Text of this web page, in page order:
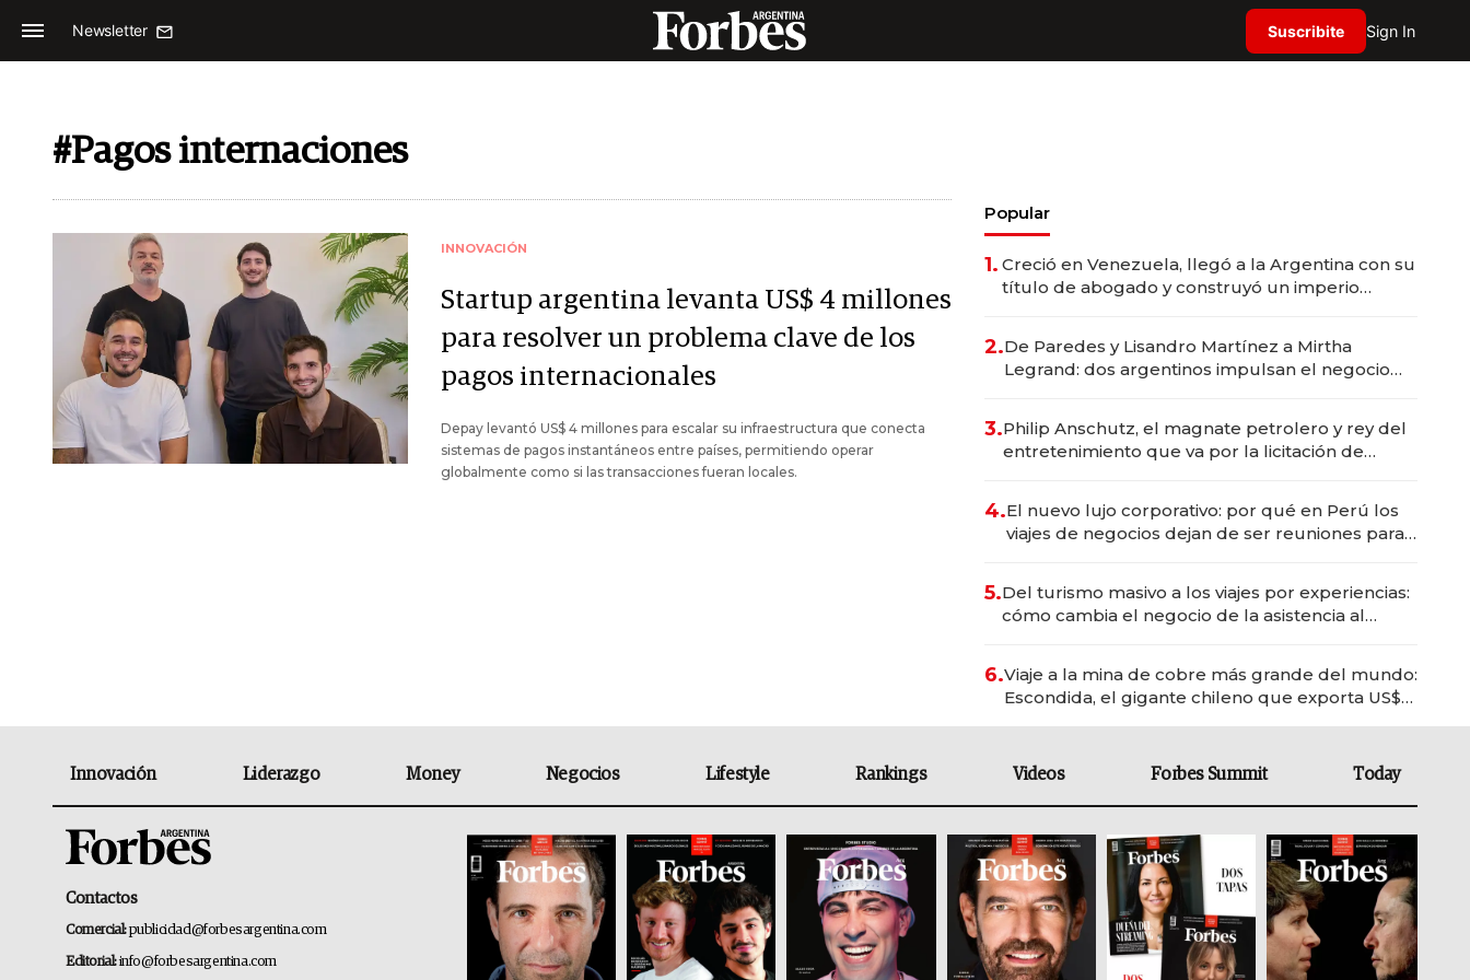
Newsletter Suscribite Sign In
#Pagos internaciones
INNOVACIÓN
Startup argentina levanta US$ 4 millones
para resolver un problema clave de los
pagos internacionales
Depay levantó US$ 4 millones para escalar su infraestructura que conecta
sistemas de pagos instantáneos entre países, permitiendo operar
globalmente como si las transacciones fueran locales.
Popular
1. Creció en Venezuela, llegó a la Argentina con su
título de abogado y construyó un imperio
2.De Paredes y Lisandro Martínez a Mirtha
Legrand: dos argentinos impulsan el negocio
3.Philip Anschutz, el magnate petrolero y rey del
entretenimiento que va por la licitación de
4.El nuevo lujo corporativo: por qué en Perú los
viajes de negocios dejan de ser reuniones para
5.Del turismo masivo a los viajes por experiencias:
cómo cambia el negocio de la asistencia al
6.Viaje a la mina de cobre más grande del mundo:
Escondida, el gigante chileno que exporta US$
Innovación Liderazgo Money Negocios Lifestyle Rankings Videos Forbes Summit Today
Contactos
Comercial:publicidad@forbesargentina.com
Editorial:info@forbesargentina.com